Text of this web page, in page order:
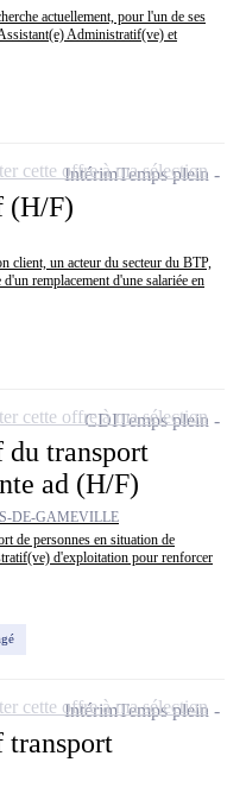
actuellement, pour l'un de ses
Administratif(ve) et
(H/F)
un acteur du secteur du BTP,
remplacement d'une salariée en
IntérimTemps plein
cette offre à ma sélection
transport
ad (H/F)
DE-GAMEVILLE
de personnes en situation de
d'exploitation pour renforcer
CDITemps plein
cette offre à ma sélection
transport
IntérimTemps plein
cette offre à ma sélection